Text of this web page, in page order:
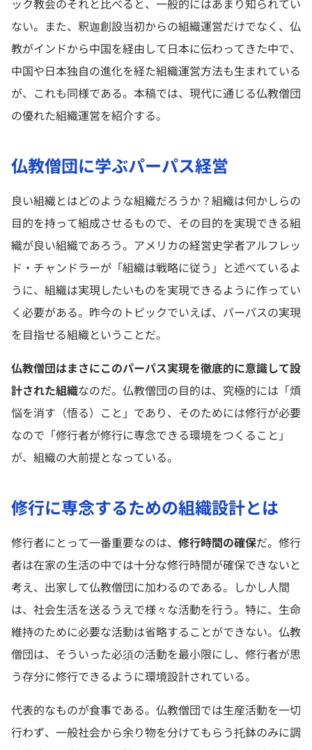
ック教会のそれと比べると、一般的にはあまり知られてい
ない。また、釈迦創設当初からの組織運営だけでなく、仏
教がインドから中国を経由して日本に伝わってきた中で、
中国や日本独自の進化を経た組織運営方法も生まれている
が、これも同様である。本稿では、現代に通じる仏教僧団
の優れた組織運営を紹介する。
仏教僧団に学ぶパーパス経営
良い組織とはどのような組織だろうか？組織は何かしらの
目的を持って組成させるもので、その目的を実現できる組
織が良い組織であろう。アメリカの経営史学者アルフレッ
ド・チャンドラーが「組織は戦略に従う」と述べているよ
うに、組織は実現したいものを実現できるように作ってい
く必要がある。昨今のトピックでいえば、パーパスの実現
を目指せる組織ということだ。
仏教僧団はまさにこのパーパス実現を徹底的に意識して設
計された組織なのだ。仏教僧団の目的は、究極的には「煩
悩を消す（悟る）こと」であり、そのためには修行が必要
なので「修行者が修行に専念できる環境をつくること」
が、組織の大前提となっている。
修行に専念するための組織設計とは
修行者にとって一番重要なのは、 修行時間の確保だ。修行
者は在家の生活の中では十分な修行時間が確保できないと
考え、出家して仏教僧団に加わるのである。しかし人間
は、社会生活を送るうえで様々な活動を行う。特に、生命
維持のために必要な活動は省略することができない。仏教
僧団は、そういった必須の活動を最小限にし、修行者が思
う存分に修行できるように環境設計されている。
代表的なものが食事である。仏教僧団では生産活動を一切
行わず、一般社会から余り物を分けてもらう托鉢のみに調